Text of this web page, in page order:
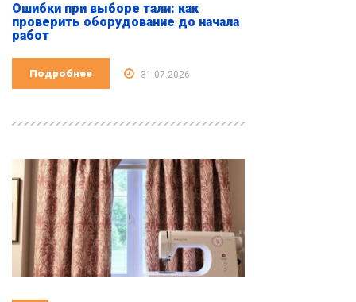
Ошибки при выборе тали: как
проверить оборудование до начала
работ
Подробнее 31.07.2026